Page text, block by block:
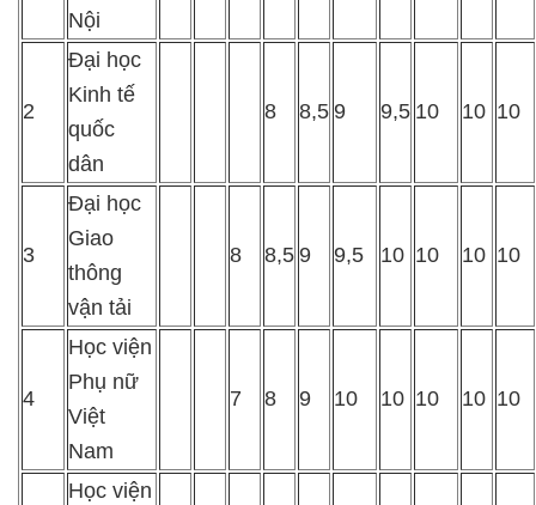
Nội
2
Đại học
Kinh tế
quốc
dân
8 8,5 9 9,5 10 10 10
3
Đại học
Giao
thông
vận tải
8 8,5 9 9,5 10 10 10 10
4
Học viện
Phụ nữ
Việt
Nam
7 8 9 10 10 10 10 10
Học viện